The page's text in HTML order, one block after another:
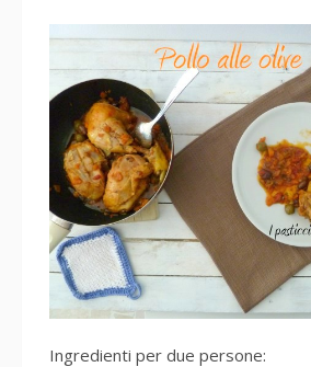
Ingredienti per due persone: